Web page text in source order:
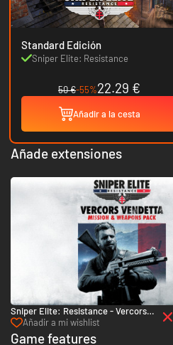
Standard Edición
Sniper Elite: Resistance
50 €-55%22.29 €
Añadir a la cesta
Añade extensiones
Sniper Elite: Resistance - Vercors
Vendetta Mission and Weapons Pack
- PC (Steam)
Añadir a mi wishlist
Game features